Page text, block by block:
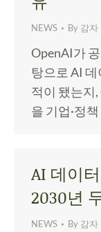
NEWS By 감자
OpenAI가
탕으로 AI
적이 됐는지
을 기업·정
AI 데이
2030년
NEWS By 감자